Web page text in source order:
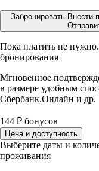
Забронировать Внести
Пока платить не
бронирования
Мгновенное
в размере удобным
Сбербанк.Онлайн и др.
144 ₽ бонусов
Цена и доступность
Выберите даты и
проживания